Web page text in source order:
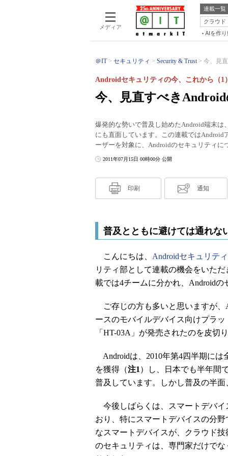
メディア
連載一覧
クラウド
AIを作
＠IT セキュリティ Security & Trust 今、見
今、見直すべき
Androidセキュリティの今、これから（1
爆発的な勢いで普及し始めたAndroid端末
にも直面しています。この連載では
ーザーを対象に、Androidのセキュリティに
2011年07月15日 00時00分 公開
印刷 通知
普及とともに避けては通れな
こんにちは、 Androidセキュリテ
リティ部として連載の機会をいた
載では4チームに分かれ、Android
ご存じの方も多いと思いますが、
ースのモバイルデバイス向けプラ
「HT-03A」が発売されたのを皮切
Androidは、2010年第4四半期には
を獲得（注1 ）し、日本でも半年間
普及しています。しかし普及の半
今後しばらくは、スマートデバイ
おり、特にスマートデバイスの分
なスマートデバイスが、クラウド
のセキュリティは、専門家だけで